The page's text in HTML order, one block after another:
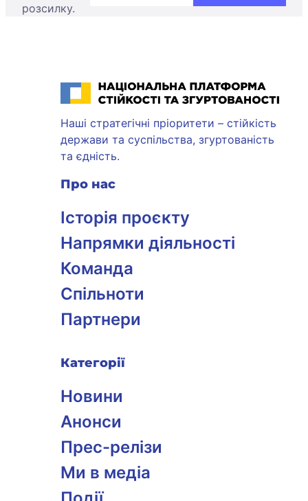
розсилку.
Національна платформа стійкості та згуртованості
Наші стратегічні пріоритети – стійкість
держави та суспільства, згуртованість
та єдність.
Про нас
Історія проєкту
Напрямки діяльності
Команда
Спільноти
Партнери
Категорії
Новини
Анонси
Прес-релізи
Ми в медіа